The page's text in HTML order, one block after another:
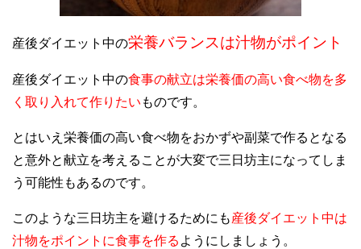
産後ダイエット中の栄養バランスは汁物がポイント
産後ダイエット中の食事の献立は栄養価の高い食べ物を多
く取り入れて作りたい ものです。
とはいえ栄養価の高い食べ物をおかずや副菜で作るとなる
と意外と献立を考えることが大変で三日坊主になってしま
う可能性もあるのです。
このような三日坊主を避けるためにも産後ダイエット中は
汁物をポイントに食事を作る ようにしましょう。